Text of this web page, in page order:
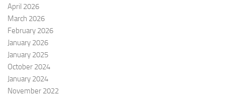
April 2026
March 2026
February 2026
January 2026
January 2025
October 2024
January 2024
November 2022